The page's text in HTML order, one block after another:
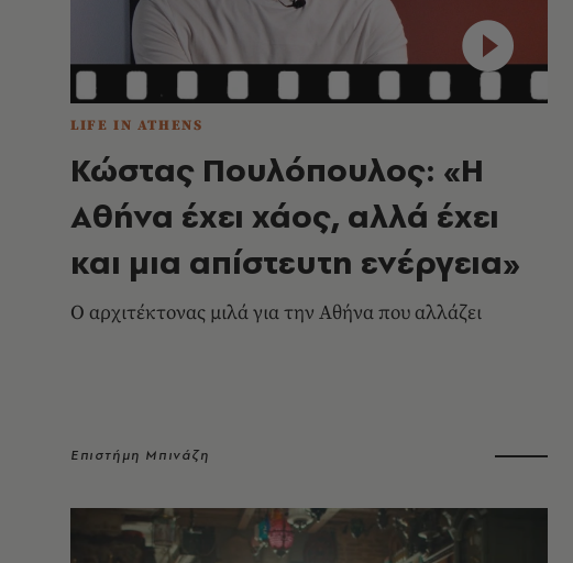
LIFE IN ATHENS
Κώστας Πουλόπουλος: «Η
Αθήνα έχει χάος, αλλά έχει
και μια απίστευτη ενέργεια»
Ο αρχιτέκτονας μιλά για την Αθήνα που αλλάζει
Επιστήμη Μπινάζη